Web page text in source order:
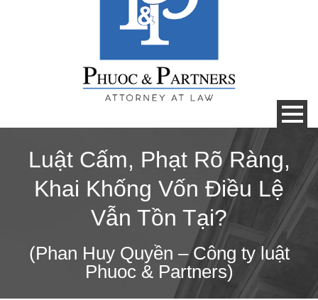
Luật Cấm, Phạt Rõ Ràng,
Khai Khống Vốn Điều Lệ
Vẫn Tồn Tại?
(Phan Huy Quyền – Công ty luật
Phuoc & Partners)